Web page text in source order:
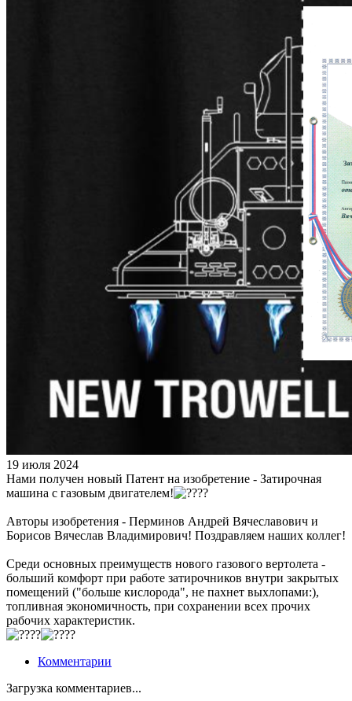
19 июля 2024
Нами получен новый Патент на изобретение - Затирочная
машина с газовым двигателем!
Авторы изобретения - Перминов Андрей Вячеславович и
Борисов Вячеслав Владимирович! Поздравляем наших коллег!
Среди основных преимуществ нового газового вертолета -
больший комфорт при работе затирочников внутри закрытых
помещений ("больше кислорода", не пахнет выхлопами:),
топливная экономичность, при сохранении всех прочих
рабочих характеристик.
Комментарии
Загрузка комментариев...